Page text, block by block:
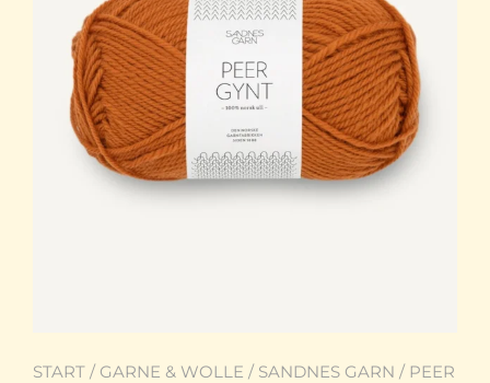
START / GARNE & WOLLE / SANDNES GARN / PEER